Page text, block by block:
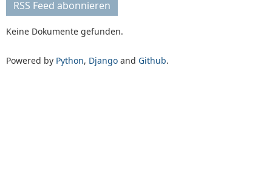
RSS Feed abonnieren
Keine Dokumente gefunden.
Powered by Python, Django and Github.